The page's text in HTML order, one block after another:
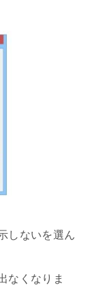
しないを選ん
なくなりま